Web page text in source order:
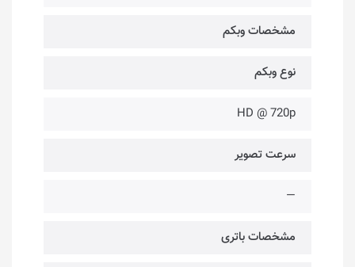
مشخصات وبکم
نوع وبکم
HD @ 720p
سرعت تصویر
—
مشخصات باتری